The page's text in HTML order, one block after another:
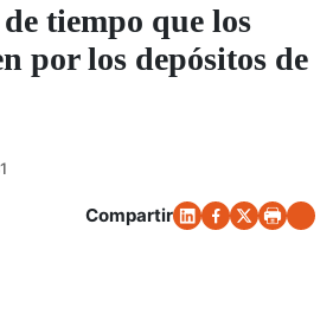
tiempo que los
por los depósitos de
Compartir